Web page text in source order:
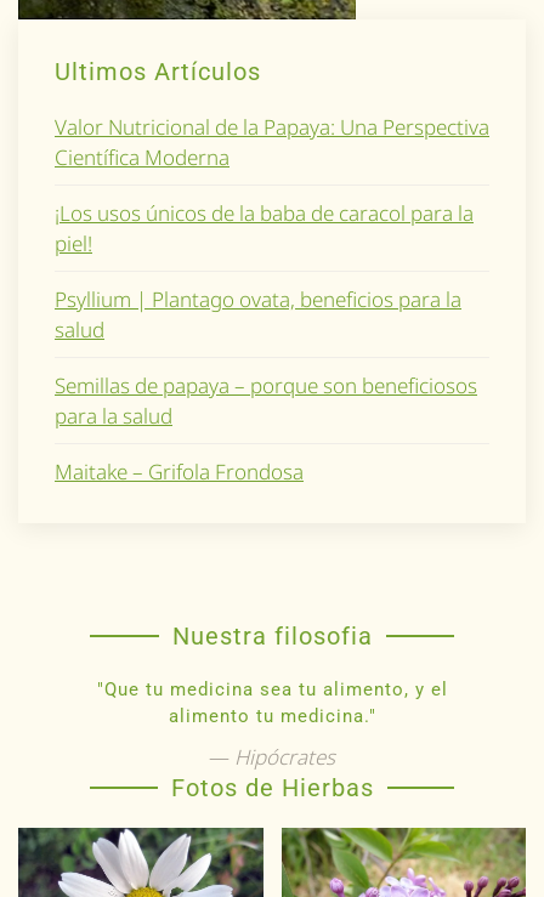
Ultimos Artículos
Valor Nutricional de la Papaya: Una Perspectiva
Científica Moderna
¡Los usos únicos de la baba de caracol para la
piel!
Psyllium | Plantago ovata, beneficios para la
salud
Semillas de papaya – porque son beneficiosos
para la salud
Maitake – Grifola Frondosa
Nuestra filosofia
"Que tu medicina sea tu alimento, y el
alimento tu medicina."
Hipócrates
Fotos de Hierbas